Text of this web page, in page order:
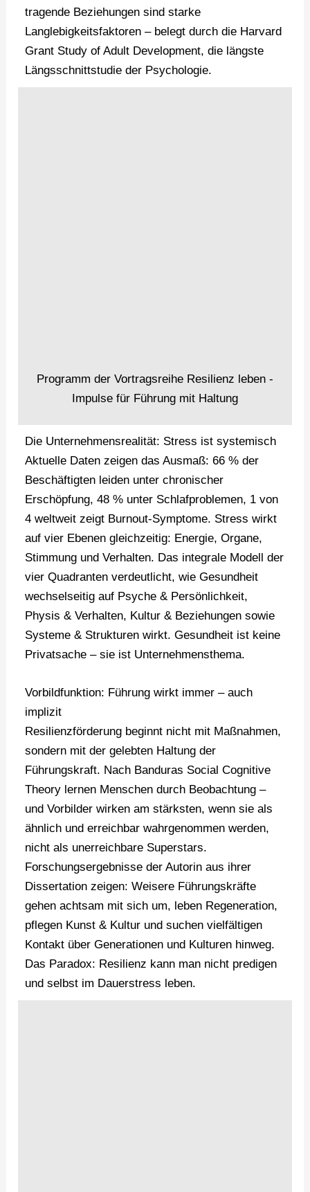
tragende Beziehungen sind starke
Langlebigkeitsfaktoren – belegt durch die Harvard
Grant Study of Adult Development, die längste
Längsschnittstudie der Psychologie.
Programm der Vortragsreihe Resilienz leben -
Impulse für Führung mit Haltung
Die Unternehmensrealität: Stress ist systemisch
Aktuelle Daten zeigen das Ausmaß: 66 % der
Beschäftigten leiden unter chronischer
Erschöpfung, 48 % unter Schlafproblemen, 1 von
4 weltweit zeigt Burnout-Symptome. Stress wirkt
auf vier Ebenen gleichzeitig: Energie, Organe,
Stimmung und Verhalten. Das integrale Modell der
vier Quadranten verdeutlicht, wie Gesundheit
wechselseitig auf Psyche & Persönlichkeit,
Physis & Verhalten, Kultur & Beziehungen sowie
Systeme & Strukturen wirkt. Gesundheit ist keine
Privatsache – sie ist Unternehmensthema.
Vorbildfunktion: Führung wirkt immer – auch
implizit
Resilienzförderung beginnt nicht mit Maßnahmen,
sondern mit der gelebten Haltung der
Führungskraft. Nach Banduras Social Cognitive
Theory lernen Menschen durch Beobachtung –
und Vorbilder wirken am stärksten, wenn sie als
ähnlich und erreichbar wahrgenommen werden,
nicht als unerreichbare Superstars.
Forschungsergebnisse der Autorin aus ihrer
Dissertation zeigen: Weisere Führungskräfte
gehen achtsam mit sich um, leben Regeneration,
pflegen Kunst & Kultur und suchen vielfältigen
Kontakt über Generationen und Kulturen hinweg.
Das Paradox: Resilienz kann man nicht predigen
und selbst im Dauerstress leben.